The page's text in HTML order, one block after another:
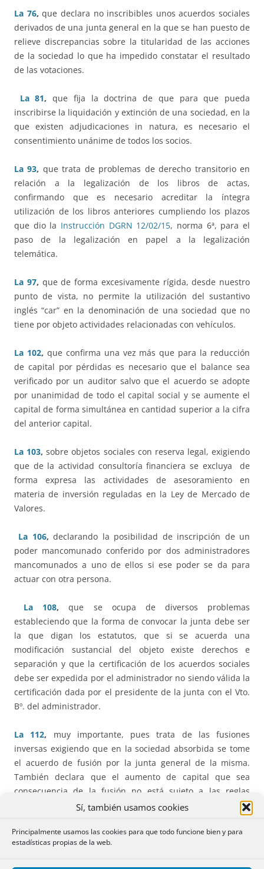
Sí, también usamos cookies
Principalmente usamos las cookies para que todo funcione bien y para
estadísticas propias de la web.
La 76,que declara no inscribibles unos acuerdos sociales
derivados de una junta general en la que se han puesto de
relieve discrepancias sobre la titularidad de las acciones
de la sociedad lo que ha impedido constatar el resultado
de las votaciones.
La 81,que fija la doctrina de que para que pueda
inscribirse la liquidación y extinción de una sociedad, en la
que existen adjudicaciones in natura, es necesario el
consentimiento unánime de todos los socios.
La 93, que trata de problemas de derecho transitorio en
relación a la legalización de los libros de actas,
confirmando que es necesario acreditar la íntegra
utilización de los libros anteriores cumpliendo los plazos
que dio la Instrucción DGRN 12/02/15, norma 6ª, para el
paso de la legalización en papel a la legalización
telemática.
La 97, que de forma excesivamente rígida, desde nuestro
punto de vista, no permite la utilización del sustantivo
inglés “car” en la denominación de una sociedad que no
tiene por objeto actividades relacionadas con vehículos.
La 102, que confirma una vez más que para la reducción
de capital por pérdidas es necesario que el balance sea
verificado por un auditor salvo que el acuerdo se adopte
por unanimidad de todo el capital social y se aumente el
capital de forma simultánea en cantidad superior a la cifra
del anterior capital.
La 103,sobre objetos sociales con reserva legal, exigiendo
que de la actividad consultoría financiera se excluya de
forma expresa las actividades de asesoramiento en
materia de inversión reguladas en la Ley de Mercado de
Valores.
La 106,declarando la posibilidad de inscripción de un
poder mancomunado conferido por dos administradores
mancomunados a uno de ellos si ese poder se da para
actuar con otra persona.
La 108,que se ocupa de diversos problemas
estableciendo que la forma de convocar la junta debe ser
la que digan los estatutos, que si se acuerda una
modificación sustancial del objeto existe derechos e
separación y que la certificación de los acuerdos sociales
debe ser expedida por el administrador no siendo válida la
certificación dada por el presidente de la junta con el Vto.
Bº. del administrador.
La 112, muy importante, pues trata de las fusiones
inversas exigiendo que en la sociedad absorbida se tome
el acuerdo de fusión por la junta general de la misma.
También declara que el aumento de capital que sea
consecuencia de la fusión no está sujeto a las reglas
La 117,que en un aumento de capital con cargo a
beneficios exige los mismos requisitos que si el aumento